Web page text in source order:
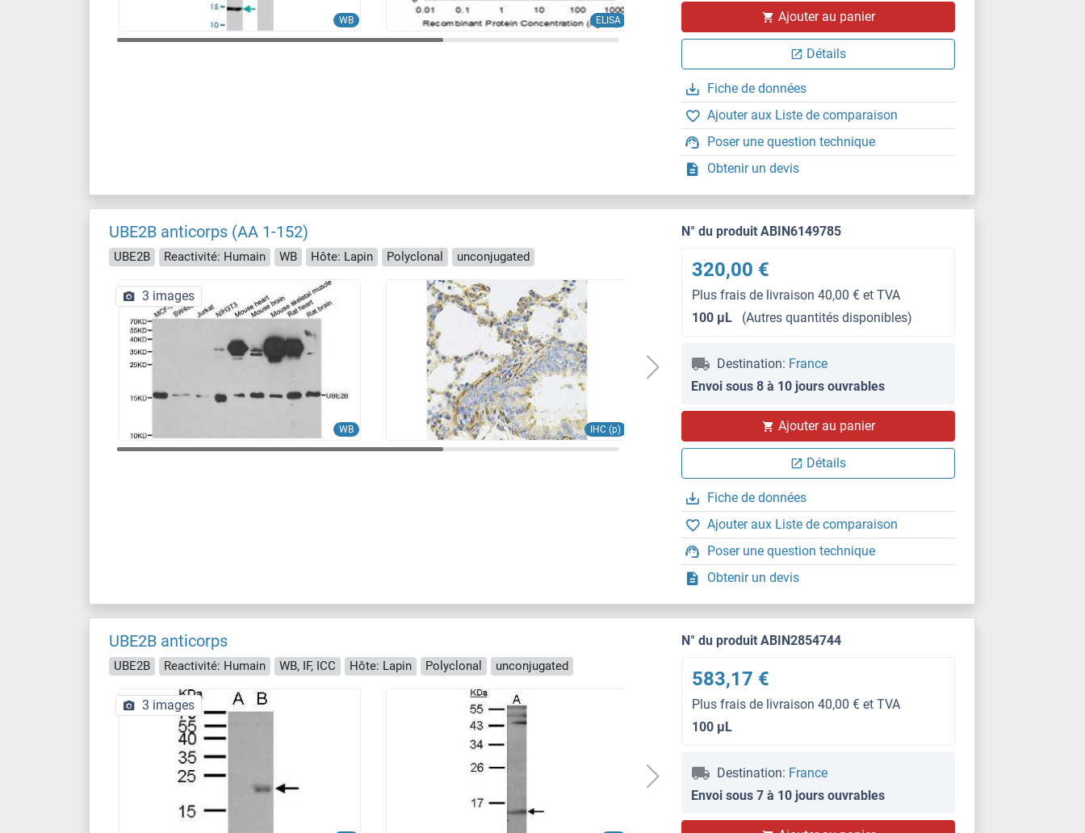
WB ELISA
WB
Ajouter au panier
Détails
Fiche de données
Ajouter aux Liste de comparaison
Poser une question technique
Obtenir un devis
UBE2B anticorps (AA 1-152)
UBE2B Reactivité: Humain WB Hôte: Lapin Polyclonal unconjugated
WB IHC (p)
IHC (p)
3 images
N° du produit ABIN6149785
320,00 €
Plus frais de livraison 40,00 € et TVA
100 μL
(Autres quantités disponibles)
Destination: France
Envoi sous 8 à 10 jours ouvrables
Ajouter au panier
Détails
Fiche de données
Ajouter aux Liste de comparaison
Poser une question technique
Obtenir un devis
UBE2B anticorps
UBE2B Reactivité: Humain WB, IF, ICC Hôte: Lapin Polyclonal unconjugated
3 images
N° du produit ABIN2854744
583,17 €
Plus frais de livraison 40,00 € et TVA
100 μL
Destination: France
Envoi sous 7 à 10 jours ouvrables